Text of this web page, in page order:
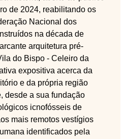
de 2024, reabilitando os
Nacional dos
na década de
arquitetura pré-
do Bispo - Celeiro da
expositiva acerca da
e da própria região
desde a sua fundação
icnofósseis de
mais remotos vestígios
identificados pela